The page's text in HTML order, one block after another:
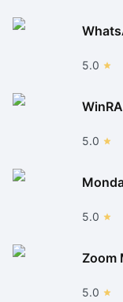
5.0
5.0
5.0
Zoom
5.0